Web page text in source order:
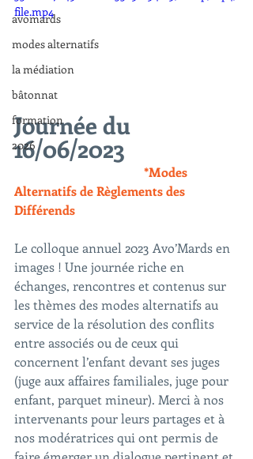
avomards
modes alternatifs
la médiation
bâtonnat
formation
2026
file.mp4
Journée du
16/06/2023
*Modes
Alternatifs de Règlements des
Différends
Le colloque annuel 2023 Avo’Mards en
images ! Une journée riche en
échanges, rencontres et contenus sur
les thèmes des modes alternatifs au
service de la résolution des conflits
entre associés ou de ceux qui
concernent l’enfant devant ses juges
(juge aux affaires familiales, juge pour
enfant, parquet mineur). Merci à nos
intervenants pour leurs partages et à
nos modératrices qui ont permis de